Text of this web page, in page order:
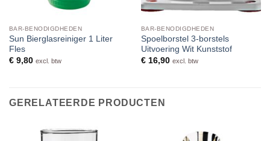
BAR-BENODIGDHEDEN
Sun Bierglasreiniger 1 Liter
Fles
€9,80 excl. btw
BAR-BENODIGDHEDEN
Spoelborstel 3-borstels
Uitvoering Wit Kunststof
€16,90 excl. btw
GERELATEERDE PRODUCTEN